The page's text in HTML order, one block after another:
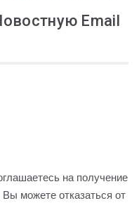
Email
на получение
можете отказаться от